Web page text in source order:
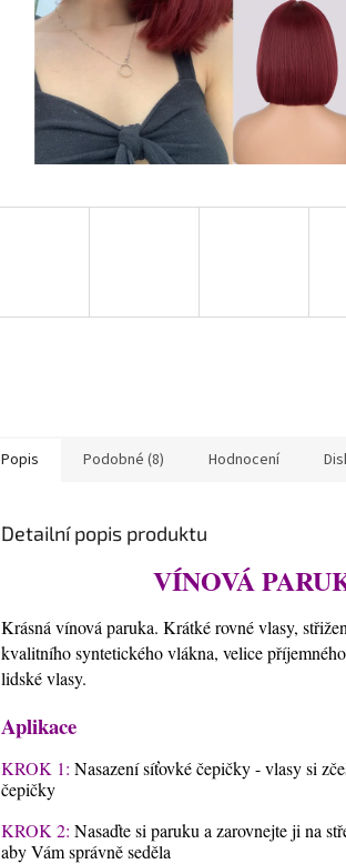
Popis Podobné (8) Hodnocení
Detailní popis produktu
VÍNOVÁ
Krásná vínová paruka. Krátké rovné vlasy,
kvalitního syntetického vlákna, velice
lidské vlasy.
Aplikace
KROK 1: Nasazení síťovké čepičky - vlasy si
čepičky
KROK 2: Nasaďte si paruku a zarovnejte ji na
aby Vám správně seděla